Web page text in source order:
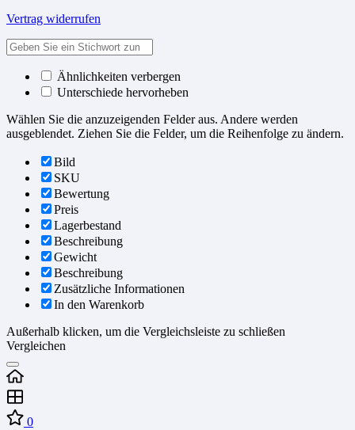
Vertrag widerrufen
Ähnlichkeiten verbergen
Unterschiede hervorheben
Wählen Sie die anzuzeigenden Felder aus. Andere werden
ausgeblendet. Ziehen Sie die Felder, um die Reihenfolge zu ändern.
Bild
SKU
Bewertung
Preis
Lagerbestand
Beschreibung
Gewicht
Beschreibung
Zusätzliche Informationen
In den Warenkorb
Außerhalb klicken, um die Vergleichsleiste zu schließen
Vergleichen
0